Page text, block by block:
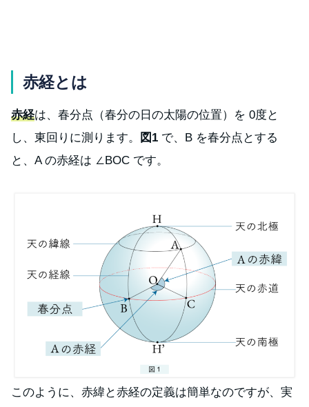
赤経とは
赤経は、春分点（春分の日の太陽の位置）を 0度と
し、東回りに測ります。
図1 で、B を春分点とする
と、A の赤経は ∠BOC です。
このように、赤緯と赤経の定義は簡単なのですが、実